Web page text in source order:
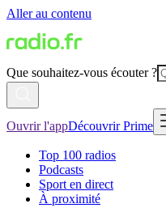
Aller au contenu
Que souhaitez-vous écouter ?
Ouvrir l'appDécouvrir Prime
Top 100 radios
Podcasts
Sport en direct
À proximité